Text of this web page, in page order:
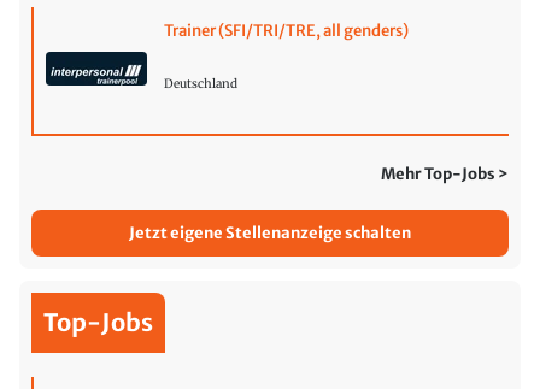
Trainer (SFI/TRI/TRE, all genders)
Deutschland
Mehr Top-Jobs >
Jetzt eigene Stellenanzeige schalten
Top-Jobs